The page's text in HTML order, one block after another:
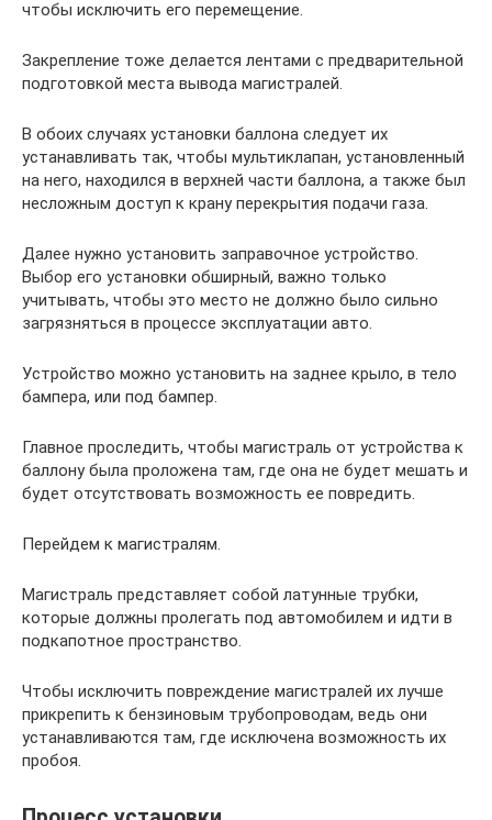
чтобы исключить его перемещение.
Закрепление тоже делается лентами с предварительной
подготовкой места вывода магистралей.
В обоих случаях установки баллона следует их
устанавливать так, чтобы мультиклапан, установленный
на него, находился в верхней части баллона, а также был
несложным доступ к крану перекрытия подачи газа.
Далее нужно установить заправочное устройство.
Выбор его установки обширный, важно только
учитывать, чтобы это место не должно было сильно
загрязняться в процессе эксплуатации авто.
Устройство можно установить на заднее крыло, в тело
бампера, или под бампер.
Главное проследить, чтобы магистраль от устройства к
баллону была проложена там, где она не будет мешать и
будет отсутствовать возможность ее повредить.
Перейдем к магистралям.
Магистраль представляет собой латунные трубки,
которые должны пролегать под автомобилем и идти в
подкапотное пространство.
Чтобы исключить повреждение магистралей их лучше
прикрепить к бензиновым трубопроводам, ведь они
устанавливаются там, где исключена возможность их
пробоя.